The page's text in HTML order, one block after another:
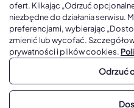
Kalendarze książkowe B5
Kalendarze książkowe A6 i B6
Kalendarze książkowe z własną oprawą
ofert. Klikając „Odrzuć
niezbędne do działania serwisu.
preferencjami, wybierając
zmienić lub wycofać.
prywatności i plików cookies.
Odrzuć